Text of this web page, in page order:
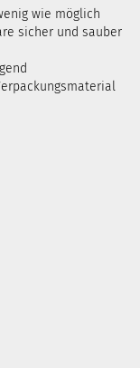
wie möglich
sicher und sauber